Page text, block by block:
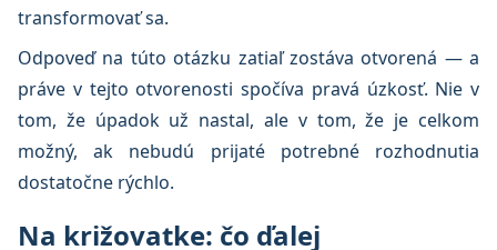
transformovať sa.
Odpoveď na túto otázku zatiaľ zostáva otvorená — a
práve v tejto otvorenosti spočíva pravá úzkosť. Nie v
tom, že úpadok už nastal, ale v tom, že je celkom
možný, ak nebudú prijaté potrebné rozhodnutia
dostatočne rýchlo.
Na križovatke: čo ďalej